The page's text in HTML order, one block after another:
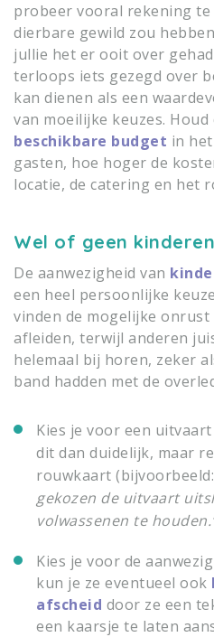
probeer vooral rekening te
dierbare gewild zou
jullie het er ooit over
terloops iets gezegd over
kan dienen als een
van moeilijke keuzes.
beschikbare budget in
gasten, hoe hoger de
locatie, de catering en het
Wel of geen
De aanwezigheid van
een heel persoonlijke
vinden de mogelijke
afleiden, terwijl anderen
helemaal bij horen, zeker
band hadden met de
Kies je voor een
dit dan duidelijk, maar
rouwkaart (bijvoorbeeld:
gekozen de uitvaart
volwassenen te
Kies je voor de
kun je ze eventueel ook
afscheid door ze een
een kaarsje te laten